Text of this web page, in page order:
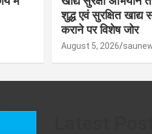
शुद्ध एवं सुरक्षित खाद्य
कराने पर विशेष जोर
August 5, 2026